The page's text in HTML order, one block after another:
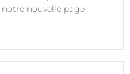
nouvelle page